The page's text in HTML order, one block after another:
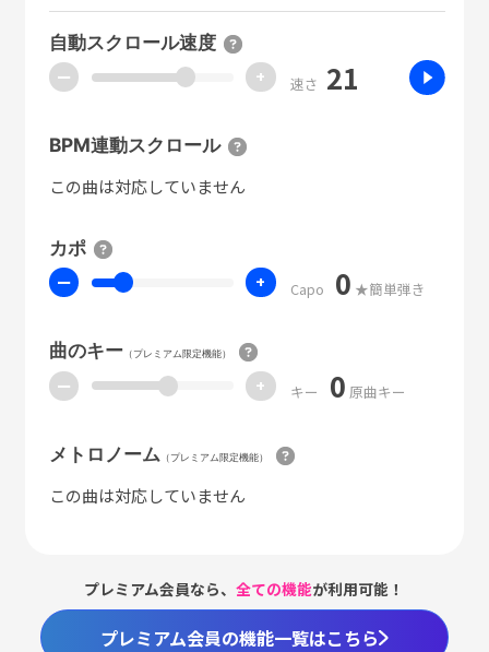
自動スクロール速度
ー + 速さ 21
BPM連動スクロール
この曲は対応していません
カポ
ー + Capo 0 ★簡単弾き
曲のキー（プレミアム限定機能）
ー + キー 0 原曲キー
メトロノーム （プレミアム限定機能）
この曲は対応していません
プレミアム会員なら、全ての機能が利用可能！
プレミアム会員の機能一覧はこちら